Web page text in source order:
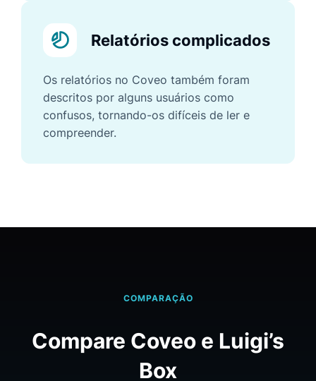
Relatórios complicados
Os relatórios no Coveo também foram
descritos por alguns usuários como
confusos, tornando-os difíceis de ler e
compreender.
COMPARAÇÃO
Compare Coveo e Luigi’s
Box